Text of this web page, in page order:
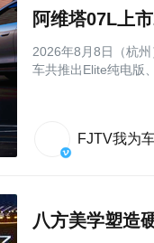
阿维塔07L上
2026年8月8日（杭
车共推出Elite纯电版
FJTV我为
八方美学塑造